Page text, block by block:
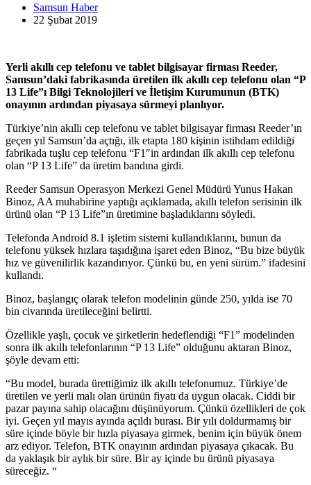
Samsun Haber
22 Şubat 2019
Yerli akıllı cep telefonu ve tablet bilgisayar firması Reeder,
Samsun’daki fabrikasında üretilen ilk akıllı cep telefonu olan “P
13 Life”ı Bilgi Teknolojileri ve İletişim Kurumunun (BTK)
onayının ardından piyasaya sürmeyi planlıyor.
Türkiye’nin akıllı cep telefonu ve tablet bilgisayar firması Reeder’ın
geçen yıl Samsun’da açtığı, ilk etapta 180 kişinin istihdam edildiği
fabrikada tuşlu cep telefonu “F1″in ardından ilk akıllı cep telefonu
olan “P 13 Life” da üretim bandına girdi.
Reeder Samsun Operasyon Merkezi Genel Müdürü Yunus Hakan
Binoz, AA muhabirine yaptığı açıklamada, akıllı telefon serisinin ilk
ürünü olan “P 13 Life”ın üretimine başladıklarını söyledi.
Telefonda Android 8.1 işletim sistemi kullandıklarını, bunun da
telefonu yüksek hızlara taşıdığına işaret eden Binoz, “Bu bize büyük
hız ve güvenilirlik kazandırıyor. Çünkü bu, en yeni sürüm.” ifadesini
kullandı.
Binoz, başlangıç olarak telefon modelinin günde 250, yılda ise 70
bin civarında üretileceğini belirtti.
Özellikle yaşlı, çocuk ve şirketlerin hedeflendiği “F1” modelinden
sonra ilk akıllı telefonlarının “P 13 Life” olduğunu aktaran Binoz,
şöyle devam etti:
“Bu model, burada ürettiğimiz ilk akıllı telefonumuz. Türkiye’de
üretilen ve yerli malı olan ürünün fiyatı da uygun olacak. Ciddi bir
pazar payına sahip olacağını düşünüyorum. Çünkü özellikleri de çok
iyi. Geçen yıl mayıs ayında açıldı burası. Bir yılı doldurmamış bir
süre içinde böyle bir hızla piyasaya girmek, benim için büyük önem
arz ediyor. Telefon, BTK onayının ardından piyasaya çıkacak. Bu
da yaklaşık bir aylık bir süre. Bir ay içinde bu ürünü piyasaya
süreceğiz. “